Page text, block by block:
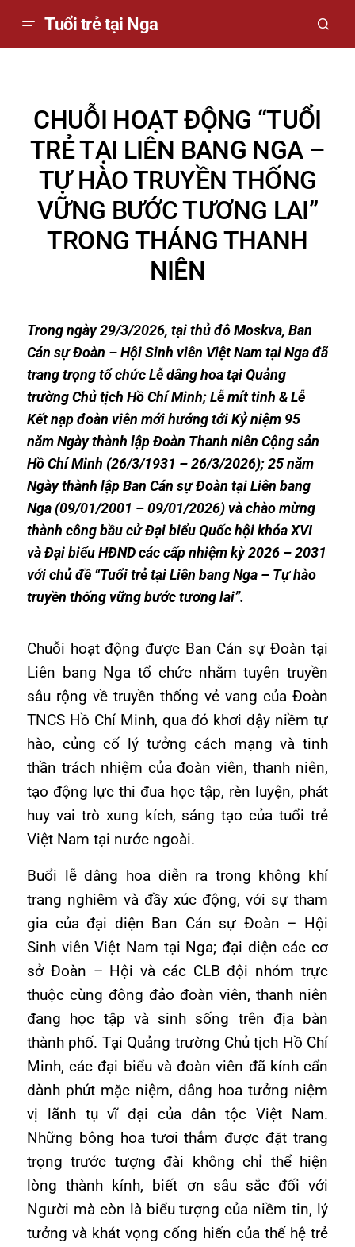
Tuổi trẻ tại Nga
CHUỖI HOẠT ĐỘNG “TUỔI
TRẺ TẠI LIÊN BANG NGA –
TỰ HÀO TRUYỀN THỐNG
VỮNG BƯỚC TƯƠNG LAI”
TRONG THÁNG THANH
NIÊN
Trong ngày 29/3/2026, tại thủ đô Moskva, Ban
Cán sự Đoàn – Hội Sinh viên Việt Nam tại Nga đã
trang trọng tổ chức Lễ dâng hoa tại Quảng
trường Chủ tịch Hồ Chí Minh; Lễ mít tinh & Lễ
Kết nạp đoàn viên mới hướng tới Kỷ niệm 95
năm Ngày thành lập Đoàn Thanh niên Cộng sản
Hồ Chí Minh (26/3/1931 – 26/3/2026); 25 năm
Ngày thành lập Ban Cán sự Đoàn tại Liên bang
Nga (09/01/2001 – 09/01/2026) và chào mừng
thành công bầu cử Đại biểu Quốc hội khóa XVI
và Đại biểu HĐND các cấp nhiệm kỳ 2026 – 2031
với chủ đề “Tuổi trẻ tại Liên bang Nga – Tự hào
truyền thống vững bước tương lai”.
Chuỗi hoạt động được Ban Cán sự Đoàn tại
Liên bang Nga tổ chức nhằm tuyên truyền
sâu rộng về truyền thống vẻ vang của Đoàn
TNCS Hồ Chí Minh, qua đó khơi dậy niềm tự
hào, củng cố lý tưởng cách mạng và tinh
thần trách nhiệm của đoàn viên, thanh niên,
tạo động lực thi đua học tập, rèn luyện, phát
huy vai trò xung kích, sáng tạo của tuổi trẻ
Việt Nam tại nước ngoài.
Buổi lễ dâng hoa diễn ra trong không khí
trang nghiêm và đầy xúc động, với sự tham
gia của đại diện Ban Cán sự Đoàn – Hội
Sinh viên Việt Nam tại Nga; đại diện các cơ
sở Đoàn – Hội và các CLB đội nhóm trực
thuộc cùng đông đảo đoàn viên, thanh niên
đang học tập và sinh sống trên địa bàn
thành phố. Tại Quảng trường Chủ tịch Hồ Chí
Minh, các đại biểu và đoàn viên đã kính cẩn
dành phút mặc niệm, dâng hoa tưởng niệm
vị lãnh tụ vĩ đại của dân tộc Việt Nam.
Những bông hoa tươi thắm được đặt trang
trọng trước tượng đài không chỉ thể hiện
lòng thành kính, biết ơn sâu sắc đối với
Người mà còn là biểu tượng của niềm tin, lý
tưởng và khát vọng cống hiến của thế hệ trẻ